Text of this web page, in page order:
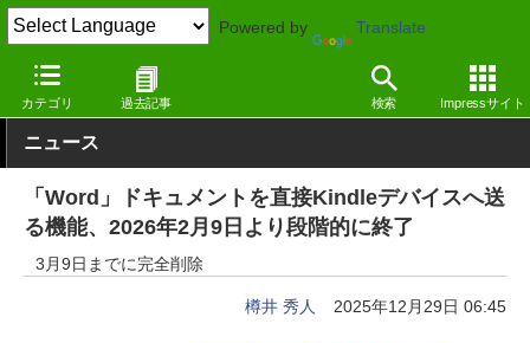
Powered by Translate
カテゴリ 過去記事 検索 Impressサイト
窓の杜 オフィス・ドキュメント ドキュメント Windows
ニュース
「Word」ドキュメントを直接Kindleデバイスへ送
る機能、2026年2月9日より段階的に終了
3月9日までに完全削除
樽井 秀人 2025年12月29日 06:45